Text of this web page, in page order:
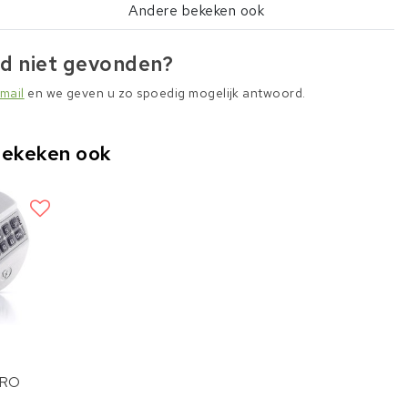
Andere bekeken ook
niet gevonden?
mail en we geven u zo spoedig mogelijk antwoord.
ook